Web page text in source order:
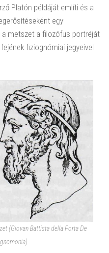
Platón példáját említi és a
egy
a metszet a filozófus portréját
fiziognómiai jegyeivel
(Giovan Battista della Porta De